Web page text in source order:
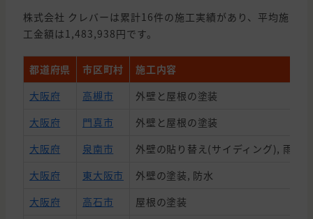
株式会社 クレバーは累計16件の施工実績があり、平均施
工金額は1,483,938円です。
都道府県 市区町村
施工内容
大阪府
高槻市
外壁と屋根の塗装
大阪府
門真市
外壁と屋根の塗装
大阪府
泉南市
外壁の貼り替え(サイディング), 雨漏り
大阪府
東大阪市
外壁の塗装, 防水
大阪府
高石市
屋根の塗装